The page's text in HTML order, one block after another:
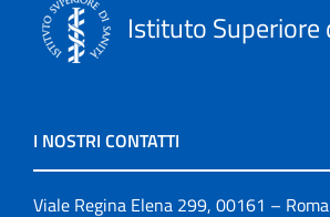
Istituto Superiore
I NOSTRI CONTATTI
Viale Regina Elena 299, 00161 –